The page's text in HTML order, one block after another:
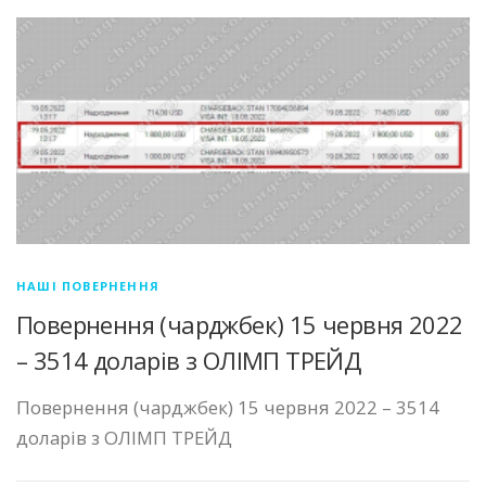
НАШІ ПОВЕРНЕННЯ
Повернення (чарджбек) 15 червня 2022
– 3514 доларів з ОЛІМП ТРЕЙД
Повернення (чарджбек) 15 червня 2022 – 3514
доларів з ОЛІМП ТРЕЙД